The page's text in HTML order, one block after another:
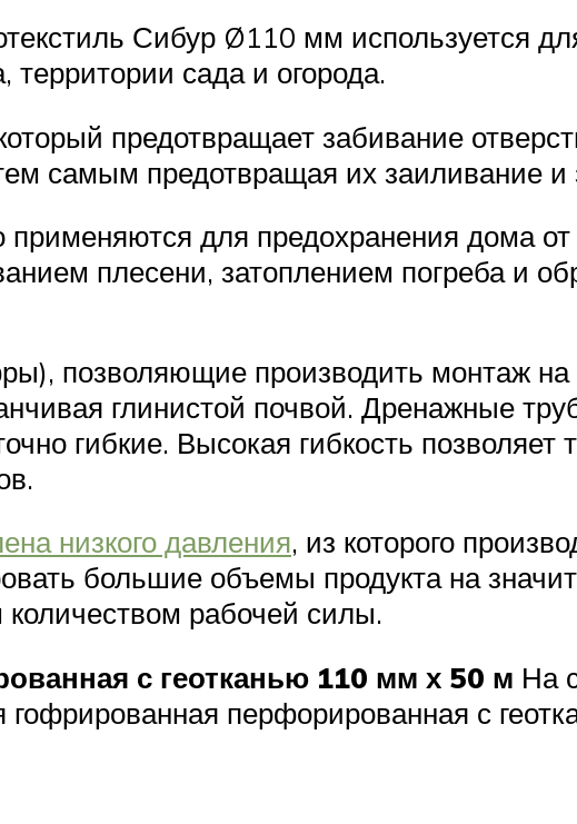
Сибур Ø110 мм используется
территории сада и огорода.
предотвращает забивание
самым предотвращая их заиливание и
для предохранения дома
плесени, затоплением погреба и
позволяющие производить монтаж на
глинистой почвой. Дренажные
гибкие. Высокая гибкость позволяет
низкого давления, из которого
большие объемы продукта на
рабочей силы.
с геотканью 110 мм х 50 м На
перфорированная с